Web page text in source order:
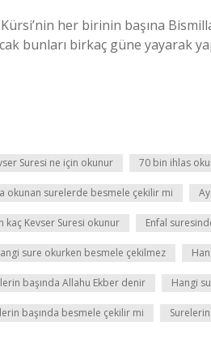
her birinin başına
bunları birkaç güne yayarak
Suresi ne için okunur 70 bin ihlas
okunan surelerde besmele çekilir mi
kaç Kevser Suresi okunur Enfal
sure okurken besmele çekilmez
başında Allahu Ekber denir Hangi
başında besmele çekilir mi